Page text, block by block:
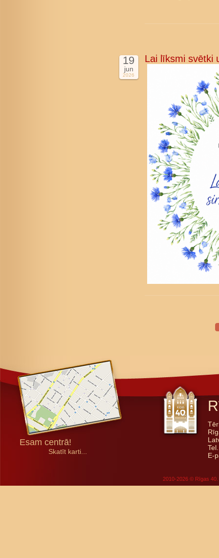
19
jun
2026
Lai līksmi svētki
Esam centrā!
Skatīt karti...
E-
2010-2026 © Rīgas